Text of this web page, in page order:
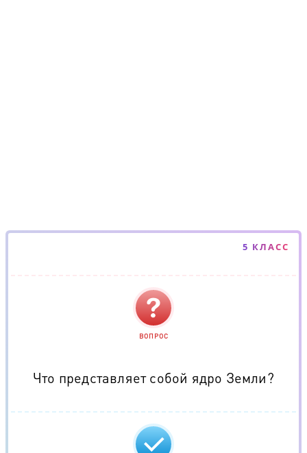
5 КЛАСС
ВОПРОС
Что представляет собой ядро Земли?